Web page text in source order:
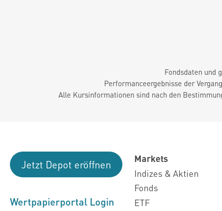
Fondsdaten und
Performanceergebnisse der
Alle Kursinformationen sind nach den
Jetzt Depot eröffnen
Wertpapierportal Login
Markets
Indizes & Aktien
Fonds
ETF